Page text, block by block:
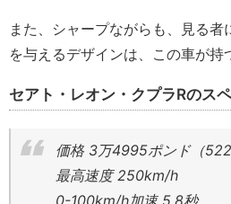
また、シャープながらも、見る
を与えるデザインは、この車が持
セアト・レオン・クプラRのス
価格 3万4995ポンド（522
最高速度 250km/h